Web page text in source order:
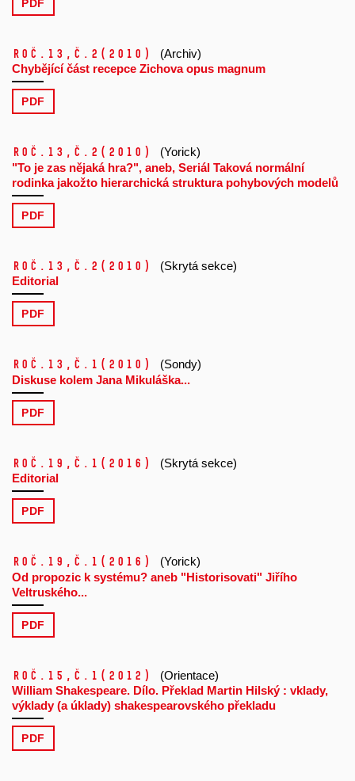
PDF
Roč.13, č.2 (2010)
(Archiv)
Chybějící část recepce Zichova opus magnum
PDF
Roč.13, č.2 (2010)
(Yorick)
"To je zas nějaká hra?", aneb, Seriál Taková normální
rodinka jakožto hierarchická struktura pohybových modelů
PDF
Roč.13, č.2 (2010)
(Skrytá sekce)
Editorial
PDF
Roč.13, č.1 (2010)
(Sondy)
Diskuse kolem Jana Mikuláška...
PDF
Roč.19, č.1 (2016)
(Skrytá sekce)
Editorial
PDF
Roč.19, č.1 (2016)
(Yorick)
Od propozic k systému? aneb "Historisovati" Jiřího
Veltruského...
PDF
Roč.15, č.1 (2012)
(Orientace)
William Shakespeare. Dílo. Překlad Martin Hilský : vklady,
výklady (a úklady) shakespearovského překladu
PDF